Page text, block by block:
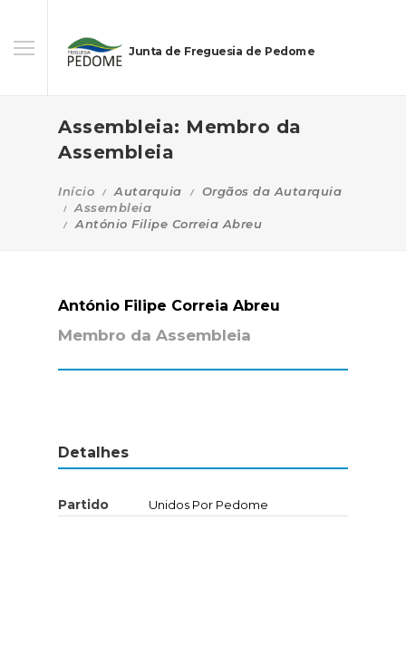
Junta de Freguesia de Pedome
Assembleia: Membro da
Assembleia
Início Autarquia
Orgãos da Autarquia
Assembleia
António Filipe Correia Abreu
António Filipe Correia Abreu
Membro da Assembleia
Detalhes
Partido Unidos Por Pedome